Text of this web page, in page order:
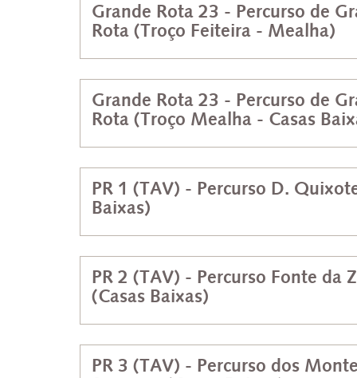
Grande Rota 23 - Percurso de
Rota (Troço Feiteira - Mealha)
Grande Rota 23 - Percurso de
Rota (Troço Mealha - Casas
PR 1 (TAV) - Percurso D.
Baixas)
PR 2 (TAV) - Percurso Fonte da
(Casas Baixas)
PR 3 (TAV) - Percurso dos